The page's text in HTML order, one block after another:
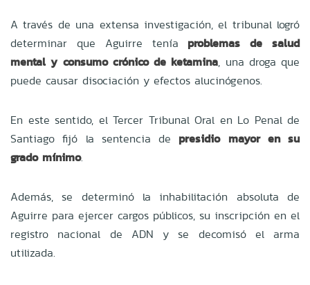
A través de una extensa investigación, el tribunal logró
determinar que Aguirre tenía problemas de salud
mental y consumo crónico de ketamina, una droga que
puede causar disociación y efectos alucinógenos.
En este sentido, el Tercer Tribunal Oral en Lo Penal de
Santiago fijó la sentencia de presidio mayor en su
grado mínimo.
Además, se determinó la inhabilitación absoluta de
Aguirre para ejercer cargos públicos, su inscripción en el
registro nacional de ADN y se decomisó el arma
utilizada.